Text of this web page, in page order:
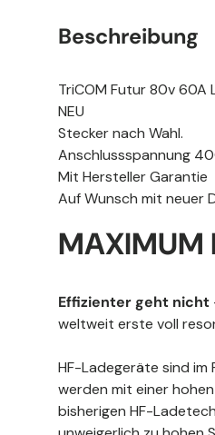
Beschreibung
TriCOM Futur 80v 60A
NEU
Stecker nach Wahl.
Anschlussspannung
Mit Hersteller Garantie
Auf Wunsch mit neuer
MAXIMUM
Effizienter geht nicht
weltweit erste voll
HF-Ladegeräte sind im
werden mit einer
bisherigen HF-